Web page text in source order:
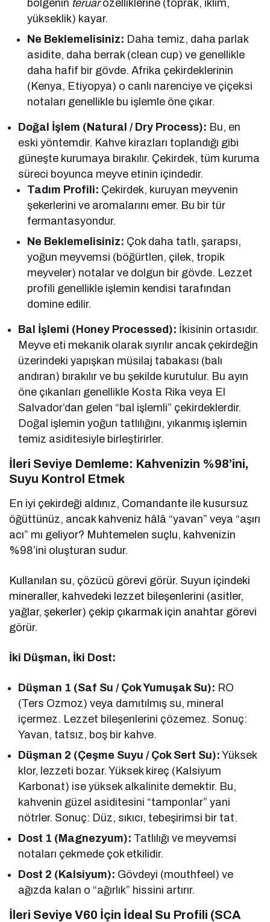
bölgenin teruarözelliklerine (toprak, iklim,
yükseklik) kayar.
Ne Beklemelisiniz: Daha temiz, daha parlak
asidite, daha berrak (clean cup) ve genellikle
daha hafif bir gövde. Afrika çekirdeklerinin
(Kenya, Etiyopya) o canlı narenciye ve çiçeksi
notaları genellikle bu işlemle öne çıkar.
Doğal İşlem (Natural / Dry Process): Bu, en
eski yöntemdir. Kahve kirazları toplandığı gibi
güneşte kurumaya bırakılır. Çekirdek, tüm kuruma
süreci boyunca meyve etinin içindedir.
Tadım Profili: Çekirdek, kuruyan meyvenin
şekerlerini ve aromalarını emer. Bu bir tür
fermantasyondur.
Ne Beklemelisiniz: Çok daha tatlı, şarapsı,
yoğun meyvemsi (böğürtlen, çilek, tropik
meyveler) notalar ve dolgun bir gövde. Lezzet
profili genellikle işlemin kendisi tarafından
domine edilir.
Bal İşlemi (Honey Processed): İkisinin ortasıdır.
Meyve eti mekanik olarak sıyrılır ancak çekirdeğin
üzerindeki yapışkan müsilaj tabakası (balı
andıran) bırakılır ve bu şekilde kurutulur. Bu ayın
öne çıkanları genellikle Kosta Rika veya El
Salvador’dan gelen “bal işlemli” çekirdeklerdir.
Doğal işlemin yoğun tatlılığını, yıkanmış işlemin
temiz asiditesiyle birleştirirler.
İleri Seviye Demleme: Kahvenizin %98’ini,
Suyu Kontrol Etmek
En iyi çekirdeği aldınız, Comandante ile kusursuz
öğüttünüz, ancak kahveniz hâlâ “yavan” veya “aşırı
acı” mı geliyor? Muhtemelen suçlu, kahvenizin
%98’ini oluşturan sudur.
Kullanılan su, çözücü görevi görür. Suyun içindeki
mineraller, kahvedeki lezzet bileşenlerini (asitler,
yağlar, şekerler) çekip çıkarmak için anahtar görevi
görür.
İki Düşman, İki Dost:
Düşman 1 (Saf Su / Çok Yumuşak Su): RO
(Ters Ozmoz) veya damıtılmış su, mineral
içermez. Lezzet bileşenlerini çözemez. Sonuç:
Yavan, tatsız, boş bir kahve.
Düşman 2 (Çeşme Suyu / Çok Sert Su): Yüksek
klor, lezzeti bozar. Yüksek kireç (Kalsiyum
Karbonat) ise yüksek alkalinite demektir. Bu,
kahvenin güzel asiditesini “tamponlar” yani
nötrler. Sonuç: Düz, sıkıcı, tebeşirimsi bir tat.
Dost 1 (Magnezyum): Tatlılığı ve meyvemsi
notaları çekmede çok etkilidir.
Dost 2 (Kalsiyum): Gövdeyi (mouthfeel) ve
ağızda kalan o “ağırlık” hissini artırır.
İleri Seviye V60 İçin İdeal Su Profili (SCA